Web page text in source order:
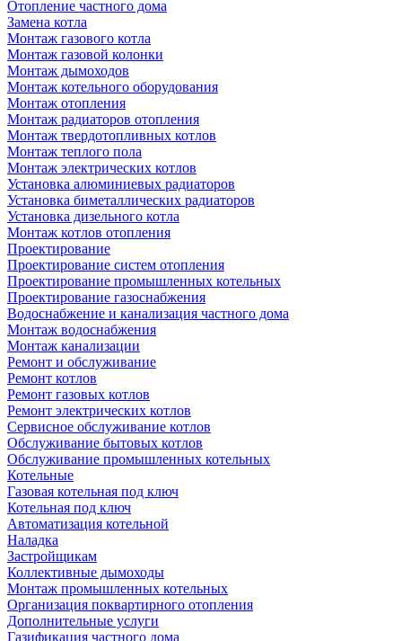
Отопление частного дома
Замена котла
Монтаж газового котла
Монтаж газовой колонки
Монтаж дымоходов
Монтаж котельного оборудования
Монтаж отопления
Монтаж радиаторов отопления
Монтаж твердотопливных котлов
Монтаж теплого пола
Монтаж электрических котлов
Установка алюминиевых радиаторов
Установка биметаллических радиаторов
Установка дизельного котла
Монтаж котлов отопления
Проектирование
Проектирование систем отопления
Проектирование промышленных котельных
Проектирование газоснабжения
Водоснабжение и канализация частного дома
Монтаж водоснабжения
Монтаж канализации
Ремонт и обслуживание
Ремонт котлов
Ремонт газовых котлов
Ремонт электрических котлов
Сервисное обслуживание котлов
Обслуживание бытовых котлов
Обслуживание промышленных котельных
Котельные
Газовая котельная под ключ
Котельная под ключ
Автоматизация котельной
Наладка
Застройщикам
Коллективные дымоходы
Монтаж промышленных котельных
Организация поквартирного отопления
Дополнительные услуги
Газификация частного дома